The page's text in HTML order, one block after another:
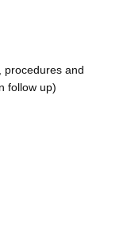
and
follow up)